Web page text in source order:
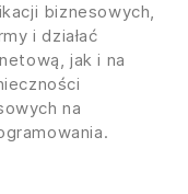
biznesowych,
i działać
jak i na
na